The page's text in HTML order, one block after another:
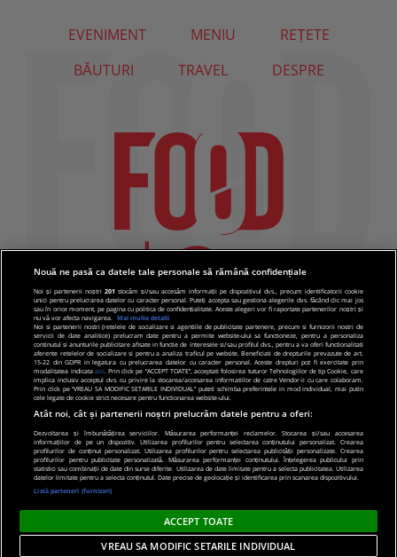
EVENIMENT MENIU
REȚETE
BĂUTURI
TRAVEL DESPRE
© 2019 PRO TV S.R.L |Politica de Cookie|Politica
de confidentialitate
Nouă ne pasă ca datele tale personale să rămână confidențiale
Noi și partenerii noștri201 stocăm și/sau accesăm informații pe dispozitivul dvs., precum identificatorii cookie
unici pentru prelucrarea datelor cu caracter personal. Puteți accepta sau gestiona alegerile dvs. făcând clic mai jos
sau în orice moment, pe pagina cu politica de confidențialitate. Aceste alegeri vor fi raportate partenerilor noștri și
nu vă vor afecta navigarea.
Mai multe detalii
Noi si partenerii nostri (retelele de socializare si agentiile de publicitate partenere, precum si furnizorii nostri de
servicii de date analitice) prelucram date pentru a permite website-ului sa functioneze, pentru a personaliza
continutul si anunturile publicitare afisate in functie de interesele si/sau profilul dvs., pentru a va oferi functionalitati
aferente retelelor de socializare si pentru a analiza traficul pe website. Beneficiati de drepturile prevazute de art.
15-22 din GDPR in legatura cu prelucrarea datelor cu caracter personal. Aceste drepturi pot fi exercitate prin
modalitatea indicata aici. Prin click pe “ACCEPT TOATE”, acceptati folosirea tuturor Tehnologiilor de tip Cookie, care
implica inclusiv acceptul dvs. cu privire la stocarea/accesarea informatiilor de catre Vendor-ii cu care colaboram.
Prin click pe “VREAU SA MODIFIC SETARILE INDIVIDUAL” puteti schimba preferintele in mod individual, mai putin
cele legate de cookie strict necesare pentru functionarea website-ului.
Atât noi, cât și partenerii noștri prelucrăm datele pentru a oferi:
Dezvoltarea și îmbunătățirea serviciilor. Măsurarea performanței reclamelor. Stocarea și/sau accesarea
informațiilor de pe un dispozitiv. Utilizarea profilurilor pentru selectarea conținutului personalizat. Crearea
profilurilor de conținut personalizat. Utilizarea profilurilor pentru selectarea publicității personalizate. Crearea
profilurilor pentru publicitate personalizată. Măsurarea performanței conținutului. Înțelegerea publicului prin
statistici sau combinații de date din surse diferite. Utilizarea de date limitate pentru a selecta publicitatea. Utilizarea
datelor limitate pentru a selecta conținutul. Date precise de geolocație și identificarea prin scanarea dispozitivului.
Listă parteneri (furnizori)
ACCEPT TOATE
VREAU SA MODIFIC SETARILE INDIVIDUAL